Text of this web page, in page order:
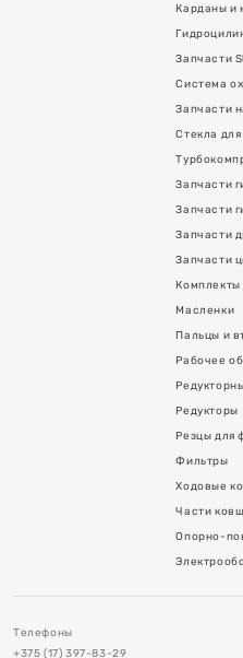
Карданы и
Запчасти
Система
Запчасти
Стекла
Запчасти
Запчасти
Запчасти
Запчасти
Комплекты
Масленки
Пальцы и
Рабочее
Редукторы
Резцы для
Фильтры
Ходовые
Части
Опорно-
Телефоны
+375 (17) 397-83-29